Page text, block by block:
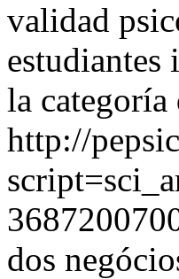
validad
estudiantes
la categoría
http://
dos